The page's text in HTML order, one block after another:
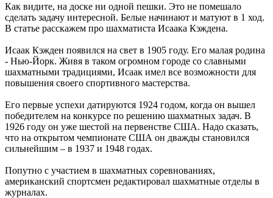
Как видите, на доске ни одной пешки. Это не помешало
сделать задачу интересной. Белые начинают и матуют в 1 ход.
В статье расскажем про шахматиста Исаака Кэждена.
Исаак Кэжден появился на свет в 1905 году. Его малая родина
- Нью-Йорк. Живя в таком огромном городе со славными
шахматными традициями, Исаак имел все возможности для
повышения своего спортивного мастерства.
Его первые успехи датируются 1924 годом, когда он вышел
победителем на конкурсе по решению шахматных задач. В
1926 году он уже шестой на первенстве США. Надо сказать,
что на открытом чемпионате США он дважды становился
сильнейшим – в 1937 и 1948 годах.
Попутно с участием в шахматных соревнованиях,
американский спортсмен редактировал шахматные отделы в
журналах.